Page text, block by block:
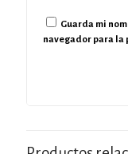
Guarda mi
navegador para la